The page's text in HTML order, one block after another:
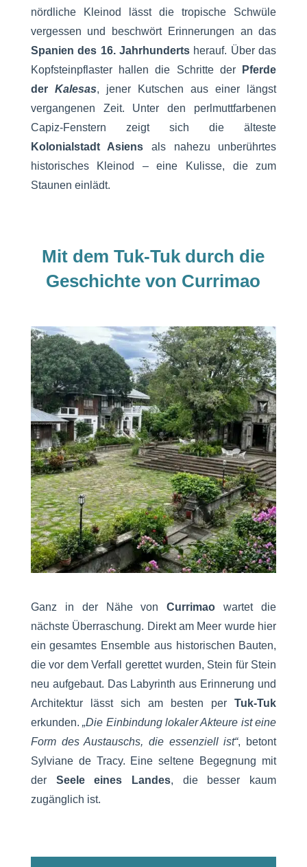
nördliche Kleinod lässt die tropische Schwüle
vergessen und beschwört Erinnerungen an das
Spanien des 16. Jahrhunderts herauf. Über das
Kopfsteinpflaster hallen die Schritte der
Pferde
der Kalesas, jener Kutschen aus einer längst
vergangenen Zeit. Unter den perlmuttfarbenen
Capiz-Fenstern zeigt sich die älteste
Kolonialstadt Asiens als nahezu unberührtes
historisches Kleinod – eine Kulisse, die zum
Staunen einlädt.
Mit dem Tuk-Tuk durch die
Geschichte von Currimao
Ganz in der Nähe vonCurrimao wartet die
nächste Überraschung. Direkt am Meer wurde hier
ein gesamtes Ensemble aus historischen Bauten,
die vor dem Verfall gerettet wurden, Stein für Stein
neu aufgebaut. Das Labyrinth aus Erinnerung und
Architektur lässt sich am besten perTuk-Tuk
erkunden.„Die Einbindung lokaler Akteure ist eine
Form des Austauschs, die essenziell ist“, betont
Sylviane de Tracy. Eine seltene Begegnung mit
der Seele eines Landes, die besser kaum
zugänglich ist.